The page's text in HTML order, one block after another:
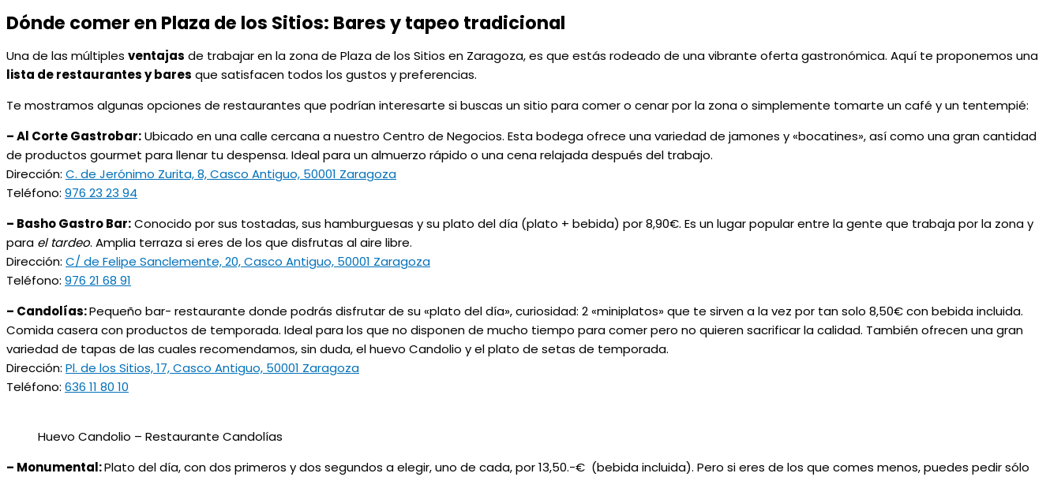
Dónde comer en Plaza de los Sitios: Bares y tapeo tradicional
Una de las múltiples ventajas de trabajar en la zona de Plaza de los Sitios en Zaragoza, es que estás rodeado de una vibrante oferta gastronómica. Aquí te proponemos una
lista de restaurantes y bares que satisfacen todos los gustos y preferencias.
Te mostramos algunas opciones de restaurantes que podrían interesarte si buscas un sitio para comer o cenar por la zona o simplemente tomarte un café y un tentempié:
– Al Corte Gastrobar:Ubicado en una calle cercana a nuestro Centro de Negocios. Esta bodega ofrece una variedad de jamones y «bocatines», así como una gran cantidad
de productos gourmet para llenar tu despensa. Ideal para un almuerzo rápido o una cena relajada después del trabajo.
Dirección: C. de Jerónimo Zurita, 8, Casco Antiguo, 50001 Zaragoza
Teléfono: 976 23 23 94
– Basho Gastro Bar:Conocido por sus tostadas, sus hamburguesas y su plato del día (plato + bebida) por 8,90€. Es un lugar popular entre la gente que trabaja por la zona y
para el tardeo. Amplia terraza si eres de los que disfrutas al aire libre.
Dirección: C/ de Felipe Sanclemente, 20, Casco Antiguo, 50001 Zaragoza
Teléfono: 976 21 68 91
– Candolías:Pequeño bar- restaurante donde podrás disfrutar de su «plato del día», curiosidad: 2 «miniplatos» que te sirven a la vez por tan solo 8,50€ con bebida incluida.
Comida casera con productos de temporada. Ideal para los que no disponen de mucho tiempo para comer pero no quieren sacrificar la calidad. También ofrecen una gran
variedad de tapas de las cuales recomendamos, sin duda, el huevo Candolio y el plato de setas de temporada.
Dirección: Pl. de los Sitios, 17, Casco Antiguo, 50001 Zaragoza
Teléfono: 636 11 80 10
Huevo Candolio – Restaurante Candolías
– Monumental:Plato del día, con dos primeros y dos segundos a elegir, uno de cada, por 13,50.-€ (bebida incluida). Pero si eres de los que comes menos, puedes pedir sólo